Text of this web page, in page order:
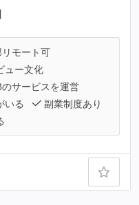
モート可
ュー文化
のサービスを運営
いる
副業制度あり